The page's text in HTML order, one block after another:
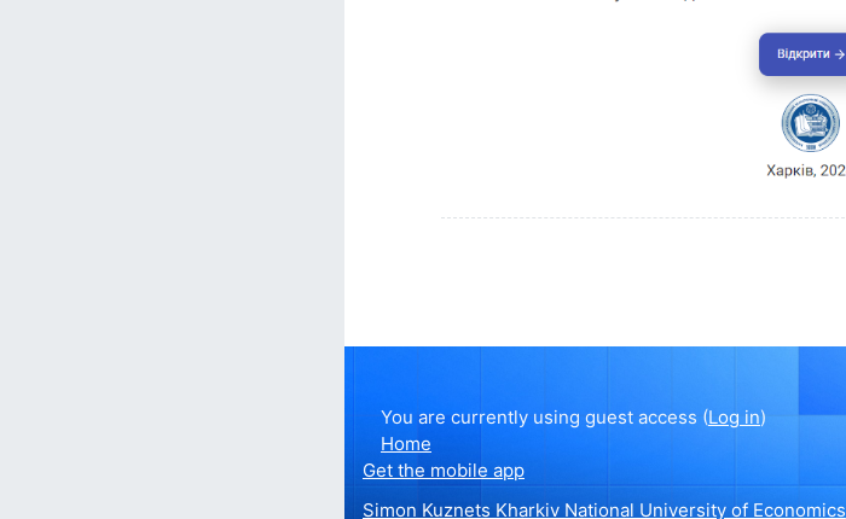
You are currently using guest access (Log in)
Home
Get the mobile app
Simon Kuznets Kharkiv National University of Economics